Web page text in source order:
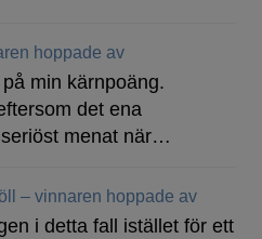
hoppade av
min kärnpoäng.
det ena
menat när…
– vinnaren hoppade av
i detta fall istället för ett